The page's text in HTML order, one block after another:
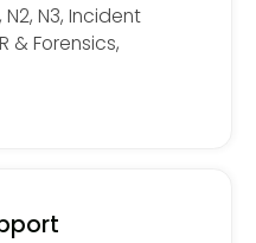
N3, Incident
& Forensics,